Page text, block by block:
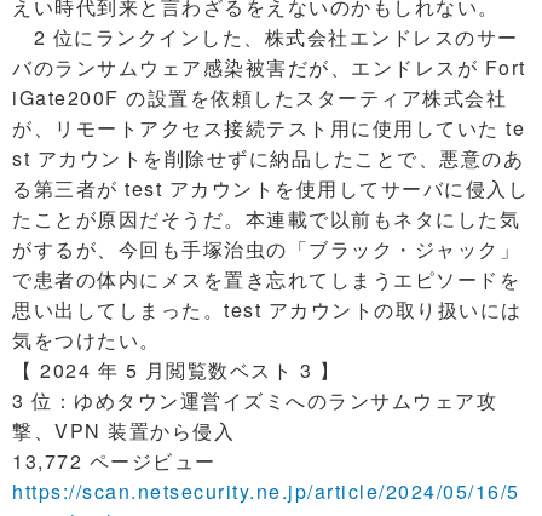
えい時代到来と言わざるをえないのかもしれない。
2 位にランクインした、株式会社エンドレスのサー
バのランサムウェア感染被害だが、エンドレスが Fort
iGate200F の設置を依頼したスターティア株式会社
が、リモートアクセス接続テスト用に使用していた te
st アカウントを削除せずに納品したことで、悪意のあ
る第三者が test アカウントを使用してサーバに侵入し
たことが原因だそうだ。本連載で以前もネタにした気
がするが、今回も手塚治虫の「ブラック・ジャック」
で患者の体内にメスを置き忘れてしまうエピソードを
思い出してしまった。test アカウントの取り扱いには
気をつけたい。
【 2024 年 5 月閲覧数ベスト 3 】
3 位：ゆめタウン運営イズミへのランサムウェア攻
撃、VPN 装置から侵入
13,772 ページビュー
https://scan.netsecurity.ne.jp/article/2024/05/16/5